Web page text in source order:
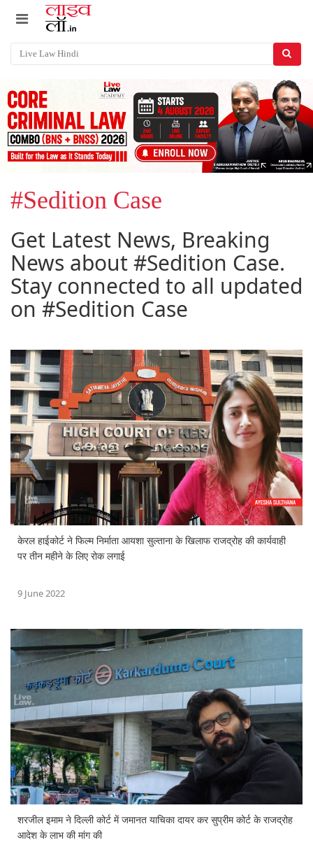
#Sedition Case
Get Latest News, Breaking
News about #Sedition Case.
Stay connected to all updated
on #Sedition Case
केरल हाईकोर्ट ने फिल्म निर्माता आयशा सुल्ताना के खिलाफ राजद्रोह की कार्यवाही
पर तीन महीने के लिए रोक लगाई
9 June 2022
शरजील इमाम ने दिल्ली कोर्ट में जमानत याचिका दायर कर सुप्रीम कोर्ट के राजद्रोह
आदेश के लाभ की मांग की